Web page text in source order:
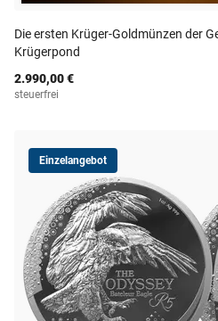
Die ersten Krüger-Goldmünzen der
Krügerpond
2.990,00 €
steuerfrei
Einzelangebot